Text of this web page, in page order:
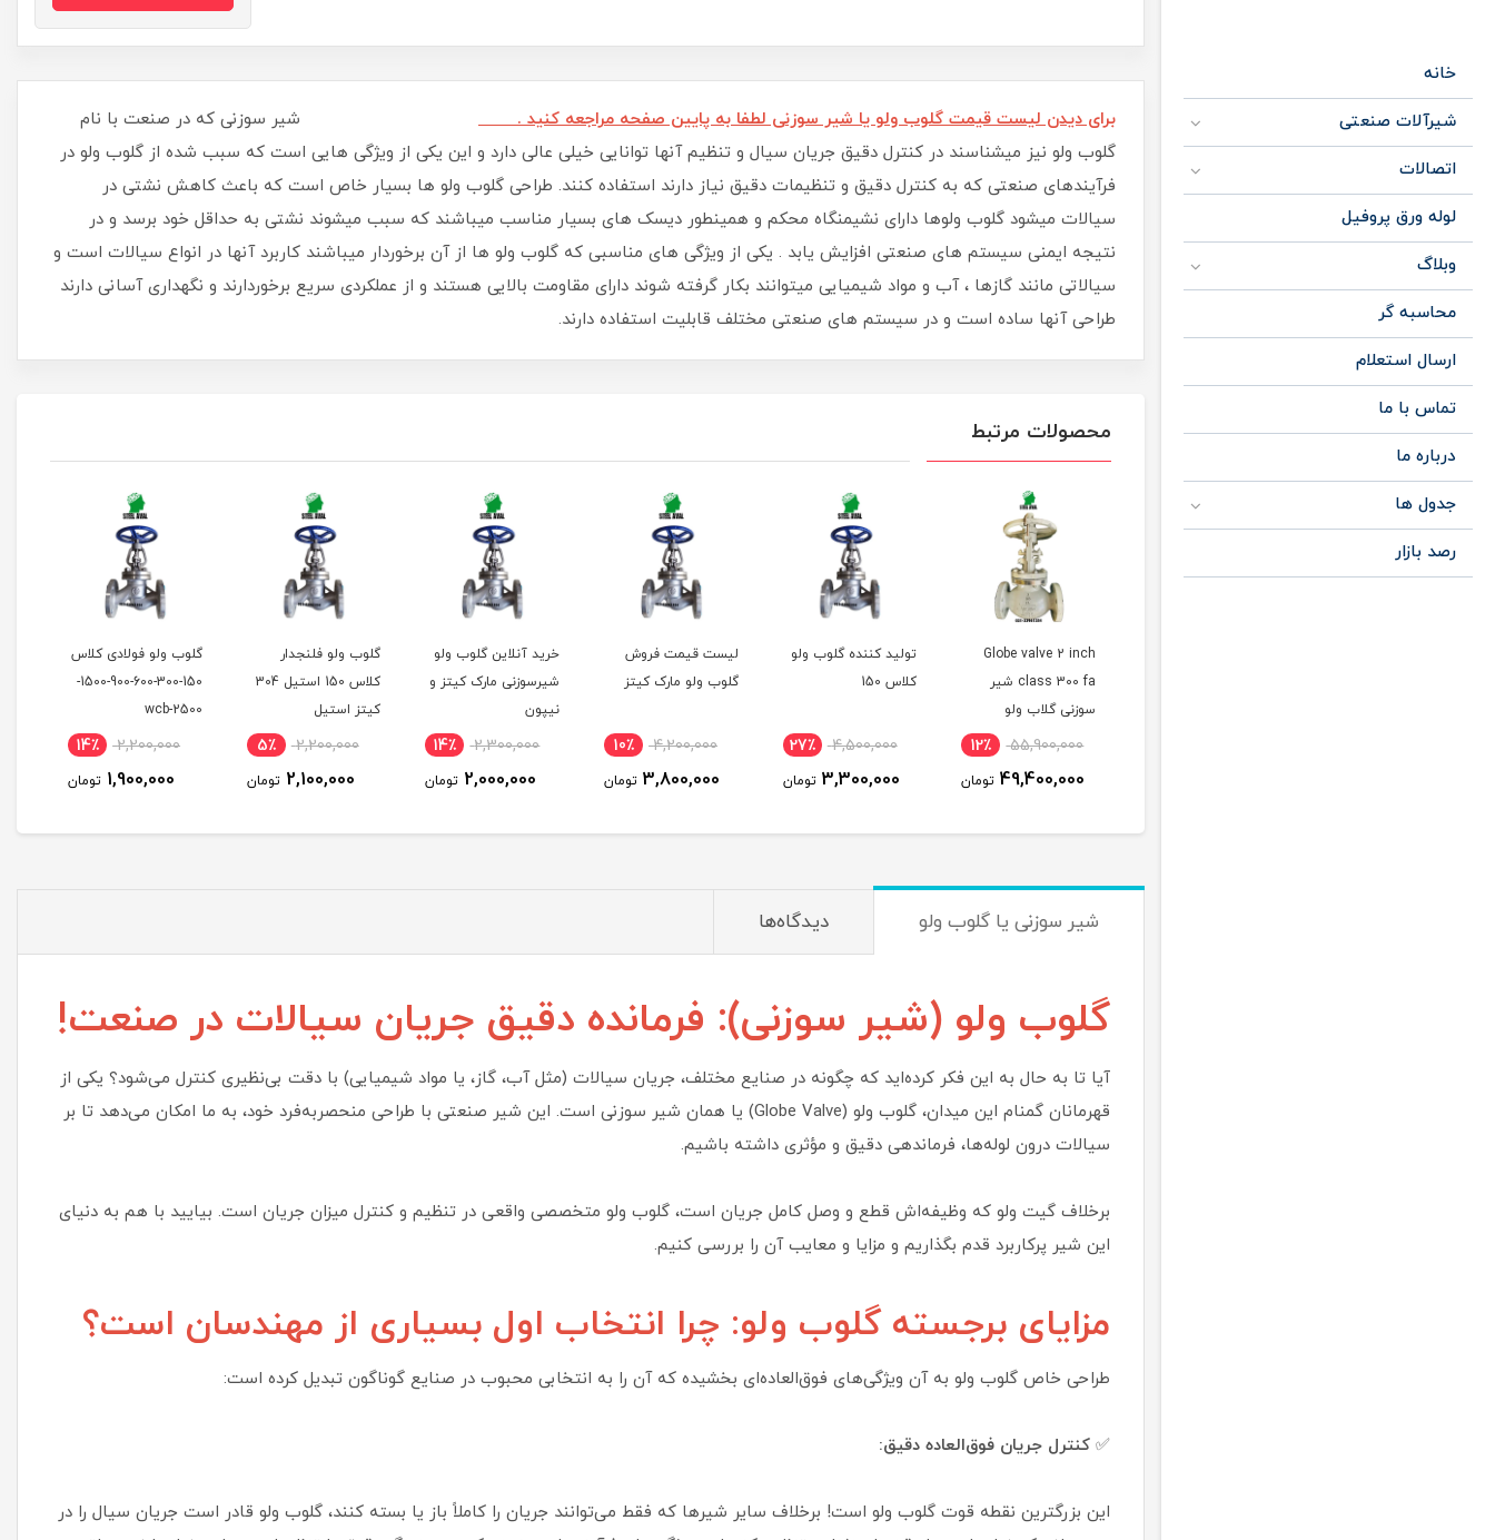
خانه
شیرآلات صنعتی
اتصالات
لوله ورق پروفیل
وبلاگ
محاسبه گر
ارسال استعلام
تماس با ما
درباره ما
جدول ها
رصد بازار
برای دیدن لیست قیمت گلوب ولو یا شیر سوزنی لطفا به پایین صفحه مراجعه کنید . شیر سوزنی که در صنعت با نام
گلوب ولو نیز میشناسند در کنترل دقیق جریان سیال و تنظیم آنها توانایی خیلی عالی دارد و این یکی از ویژگی هایی است که سبب شده از گلوب ولو در
فرآیندهای صنعتی که به کنترل دقیق و تنظیمات دقیق نیاز دارند استفاده کنند. طراحی گلوب ولو ها بسیار خاص است که باعث کاهش نشتی در
سیالات میشود گلوب ولوها دارای نشیمنگاه محکم و همینطور دیسک های بسیار مناسب میباشند که سبب میشوند نشتی به حداقل خود برسد و در
نتیجه ایمنی سیستم های صنعتی افزایش یابد . یکی از ویژگی های مناسبی که گلوب ولو ها از آن برخوردار میباشند کاربرد آنها در انواع سیالات است و
سیالاتی مانند گازها ، آب و مواد شیمیایی میتوانند بکار گرفته شوند دارای مقاومت بالایی هستند و از عملکردی سریع برخوردارند و نگهداری آسانی دارند
طراحی آنها ساده است و در سیستم های صنعتی مختلف قابلیت استفاده دارند.
محصولات مرتبط
Globe valve 2 inch
class 300 fa شیر
سوزنی گلاب ولو
55,900,000 12٪
49,400,000 تومان
تولید کننده گلوب ولو
کلاس 150
4,500,000 27٪
3,300,000 تومان
لیست قیمت فروش
گلوب ولو مارک کیتز
4,200,000 10٪
3,800,000 تومان
خرید آنلاین گلوب ولو
شیرسوزنی مارک کیتز و
نیپون
2,300,000 14٪
2,000,000 تومان
گلوب ولو فلنجدار
کلاس 150 استیل 304
کیتز استیل
2,200,000 5٪
2,100,000 تومان
گلوب ولو فولادی کلاس
150-300-600-900-1500-
2500-wcb
2,200,000 14٪
1,900,000 تومان
شیر سوزنی یا گلوب ولو دیدگاه‌ها
گلوب ولو (شیر سوزنی): فرمانده دقیق جریان سیالات در صنعت!
آیا تا به حال به این فکر کرده‌اید که چگونه در صنایع مختلف، جریان سیالات (مثل آب، گاز، یا مواد شیمیایی) با دقت بی‌نظیری کنترل می‌شود؟ یکی از
قهرمانان گمنام این میدان، گلوب ولو (Globe Valve) یا همان شیر سوزنی است. این شیر صنعتی با طراحی منحصر‌به‌فرد خود، به ما امکان می‌دهد تا بر
سیالات درون لوله‌ها، فرماندهی دقیق و مؤثری داشته باشیم.
برخلاف گیت ولو که وظیفه‌اش قطع و وصل کامل جریان است، گلوب ولو متخصصی واقعی در تنظیم و کنترل میزان جریان است. بیایید با هم به دنیای
این شیر پرکاربرد قدم بگذاریم و مزایا و معایب آن را بررسی کنیم.
مزایای برجسته گلوب ولو: چرا انتخاب اول بسیاری از مهندسان است؟
طراحی خاص گلوب ولو به آن ویژگی‌های فوق‌العاده‌ای بخشیده که آن را به انتخابی محبوب در صنایع گوناگون تبدیل کرده است:
✅ کنترل جریان فوق‌العاده دقیق:
این بزرگترین نقطه قوت گلوب ولو است! برخلاف سایر شیرها که فقط می‌توانند جریان را کاملاً باز یا بسته کنند، گلوب ولو قادر است جریان سیال را در